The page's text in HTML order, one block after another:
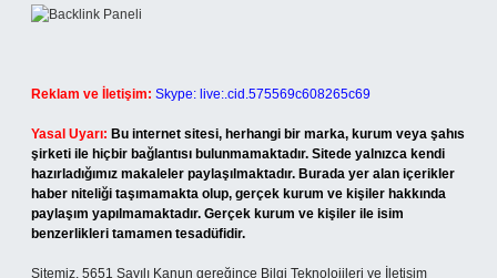
Reklam ve İletişim: Skype: live:.cid.575569c608265c69
Yasal Uyarı: Bu internet sitesi, herhangi bir marka, kurum veya şahıs
şirketi ile hiçbir bağlantısı bulunmamaktadır. Sitede yalnızca kendi
hazırladığımız makaleler paylaşılmaktadır. Burada yer alan içerikler
haber niteliği taşımamakta olup, gerçek kurum ve kişiler hakkında
paylaşım yapılmamaktadır. Gerçek kurum ve kişiler ile isim
benzerlikleri tamamen tesadüfidir.
Sitemiz, 5651 Sayılı Kanun gereğince Bilgi Teknolojileri ve İletişim